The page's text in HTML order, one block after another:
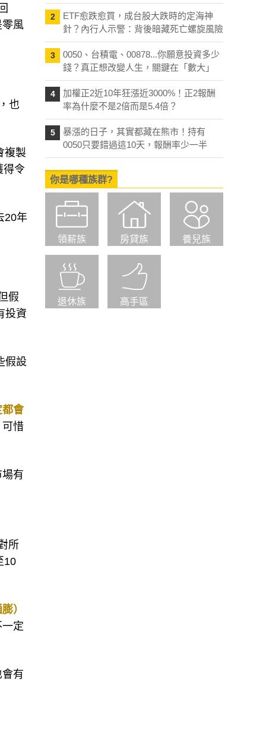
零風
也
複製
得令
20年
假
投資
假設
都會
可惜
有
所
10
）
定
有
2
ETF愈跌愈買，成台股大跌時的定海神
針？內行人示警：背後暗藏死亡螺旋風險
3
0050、台積電、00878...你願意投資多少
錢？真正想改變人生，關鍵在「數大」
4
加權正2近10年狂漲近3000%！正2報酬
率為什麼不是2倍而是5.4倍？
5
暴漲的日子，其實都藏在熊市！持有
0050只要錯過這10天，報酬率少一半
你是哪種族群?
領薪族 房貸族 養兒族
退休族 高手區